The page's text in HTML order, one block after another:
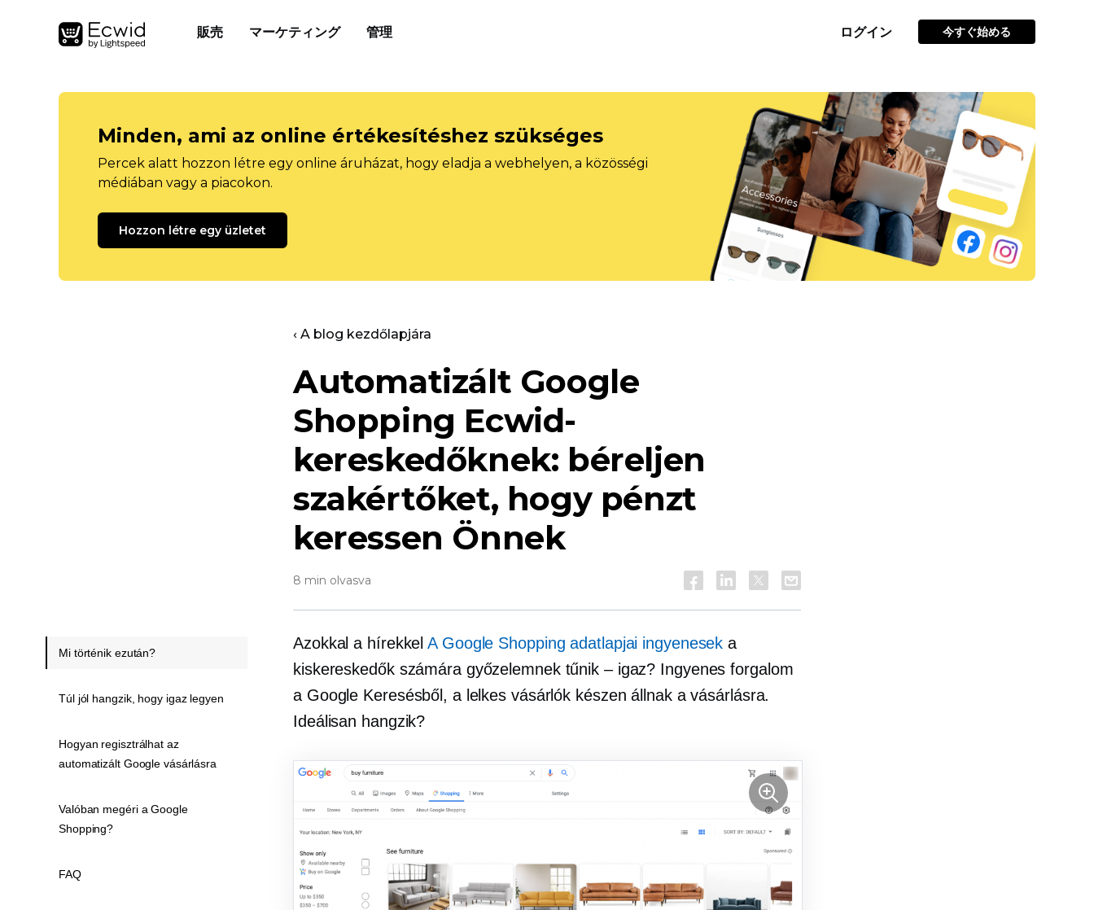
販売 マーケティング 管理 ログイン 今すぐ始める
Minden, ami az online értékesítéshez szükséges
Percek alatt hozzon létre egy online áruházat, hogy eladja a webhelyen, a közösségi
médiában vagy a piacokon.
Hozzon létre egy üzletet
‹ A blog kezdőlapjára
Automatizált Google
Shopping Ecwid-
kereskedőknek: béreljen
szakértőket, hogy pénzt
keressen Önnek
8 min olvasva
Azokkal a hírekkelA Google Shopping adatlapjai ingyenesek a
kiskereskedők számára győzelemnek tűnik – igaz? Ingyenes forgalom
a Google Keresésből, a lelkes vásárlók készen állnak a vásárlásra.
Ideálisan hangzik?
Mi történik ezután?
Túl jól hangzik, hogy igaz legyen
Hogyan regisztrálhat az
automatizált Google vásárlásra
Valóban megéri a Google
Shopping?
FAQ